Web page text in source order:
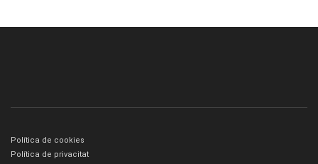
Política de cookies
Política de privacitat